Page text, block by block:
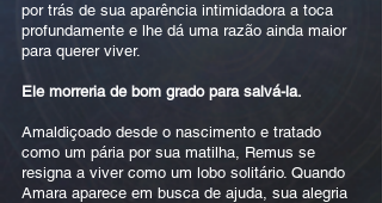
por trás de sua aparência intimidadora a toca
profundamente e lhe dá uma razão ainda maior
para querer viver.
Ele morreria de bom grado para salvá-la.
Amaldiçoado desde o nascimento e tratado
como um pária por sua matilha, Remus se
resigna a viver como um lobo solitário. Quando
Amara aparece em busca de ajuda, sua alegria